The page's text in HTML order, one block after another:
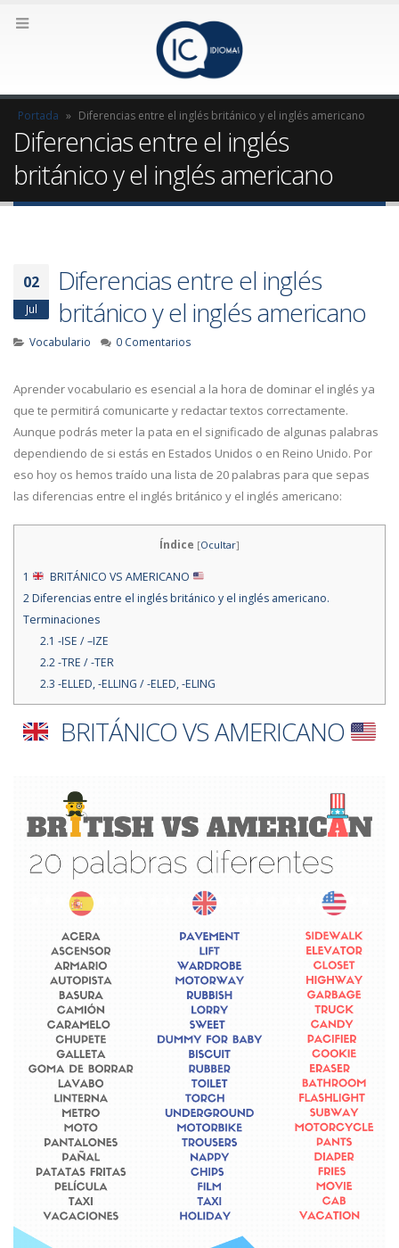
Portada » Diferencias entre el inglés británico y el inglés americano
Diferencias entre el inglés
británico y el inglés americano
02
Jul
Diferencias entre el inglés
británico y el inglés americano
Vocabulario 0 Comentarios
Aprender vocabulario es esencial a la hora de dominar el inglés ya
que te permitirá comunicarte y redactar textos correctamente.
Aunque podrás meter la pata en el significado de algunas palabras
dependiendo de si estás en Estados Unidos o en Reino Unido. Por
eso hoy os hemos traído una lista de 20 palabras para que sepas
las diferencias entre el inglés británico y el inglés americano:
Índice [Ocultar]
1
BRITÁNICO VS AMERICANO
2Diferencias entre el inglés británico y el inglés americano.
Terminaciones
2.1 -ISE / –IZE
2.2-TRE / -TER
2.3 -ELLED, -ELLING / -ELED, -ELING
BRITÁNICOVS AMERICANO